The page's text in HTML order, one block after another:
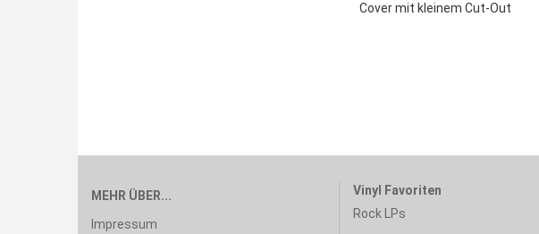
Cover mit kleinem Cut-Out
MEHR ÜBER...
Impressum
Vinyl Favoriten
Rock LPs